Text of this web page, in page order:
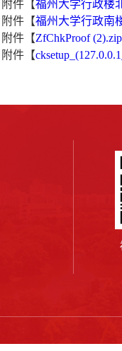
附件【福州大学行政楼
附件【福州大学行政南
附件【ZfChkProof (2).zip
附件【